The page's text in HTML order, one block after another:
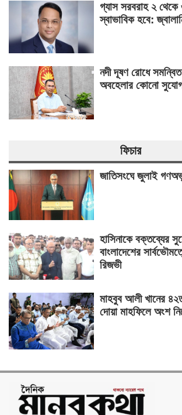
গ্যাস সরবরাহ ২ থেকে
স্বাভাবিক হবে:
নদী দূষণ রোধে
অবহেলার কোনো সুযোগ
ফিচার
জাতিসংঘে জুলাই
হাসিনাকে বক্তব্যের
বাংলাদেশের
রিজভী
মাহবুব আলী খানের
দোয়া মাহফিলে অংশ